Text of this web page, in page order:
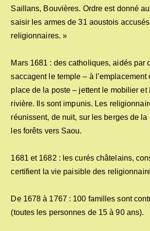
Saillans, Bouvières. Ordre est donné
saisir les armes de 31 aoustois accusés
religionnaires. »
Mars 1681 : des catholiques, aidés par
saccagent le temple – à l’emplacement
place de la poste – jettent le mobilier et
rivière. Ils sont impunis. Les
réunissent, de nuit, sur les berges de la
les forêts vers Saou.
1681 et 1682 : les curés châtelains,
certifient la vie paisible des
De 1678 à 1767 : 100 familles sont
(toutes les personnes de 15 à 90 ans).